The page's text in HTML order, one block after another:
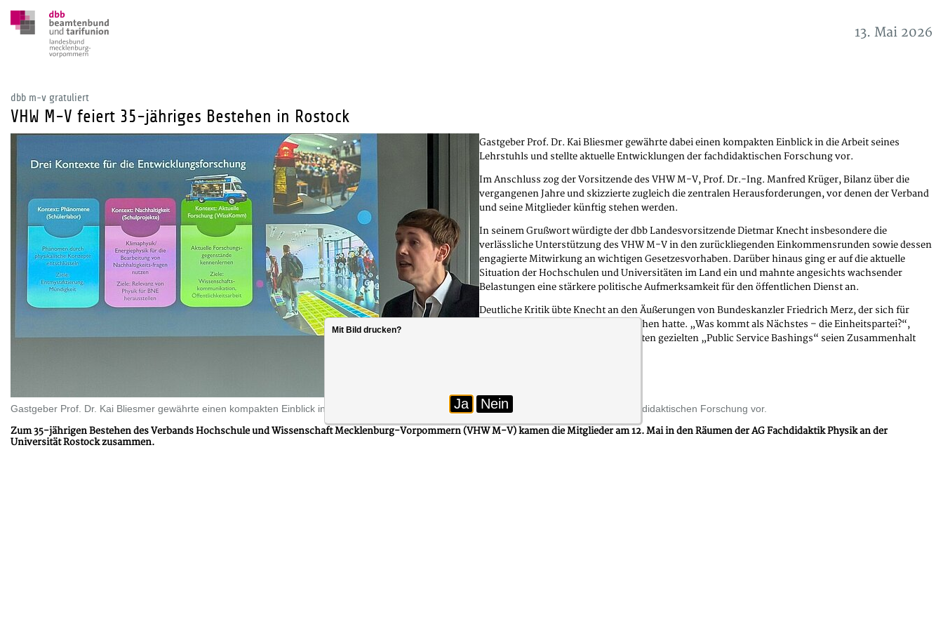
13. Mai 2026
dbb m-v gratuliert
VHW M-V feiert 35-jähriges Bestehen in Rostock
Gastgeber Prof. Dr. Kai Bliesmer gewährte einen kompakten Einblick in die Arbeit seines Lehrstuhls und stellte aktuelle Entwicklungen der fachdidaktischen Forschung vor.
Zum 35-jährigen Bestehen des Verbands Hochschule und Wissenschaft Mecklenburg-Vorpommern (VHW M-V) kamen die Mitglieder am 12. Mai in den Räumen der AG Fachdidaktik Physik an der
Universität Rostock zusammen.
Gastgeber Prof. Dr. Kai Bliesmer gewährte dabei einen kompakten Einblick in die Arbeit seines
Lehrstuhls und stellte aktuelle Entwicklungen der fachdidaktischen Forschung vor.
Im Anschluss zog der Vorsitzende des VHW M-V, Prof. Dr.-Ing. Manfred Krüger, Bilanz über die
vergangenen Jahre und skizzierte zugleich die zentralen Herausforderungen, vor denen der Verband
und seine Mitglieder künftig stehen werden.
In seinem Grußwort würdigte der dbb Landesvorsitzende Dietmar Knecht insbesondere die
verlässliche Unterstützung des VHW M-V in den zurückliegenden Einkommensrunden sowie dessen
engagierte Mitwirkung an wichtigen Gesetzesvorhaben. Darüber hinaus ging er auf die aktuelle
Situation der Hochschulen und Universitäten im Land ein und mahnte angesichts wachsender
Belastungen eine stärkere politische Aufmerksamkeit für den öffentlichen Dienst an.
Deutliche Kritik übte Knecht an den Äußerungen von Bundeskanzler Friedrich Merz, der sich für
Einheitsgewerkschaften ausgesprochen hatte. „Was kommt als Nächstes – die Einheitspartei?“,
fragte Knecht kritisch. Gerade in Zeiten gezielten „Public Service Bashings“ seien Zusammenhalt
Mit Bild drucken?
Ja Nein